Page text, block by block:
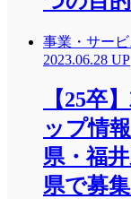
事業・サービ
2023.06.28 UP
【25卒
ップ情
県・福
県で募集